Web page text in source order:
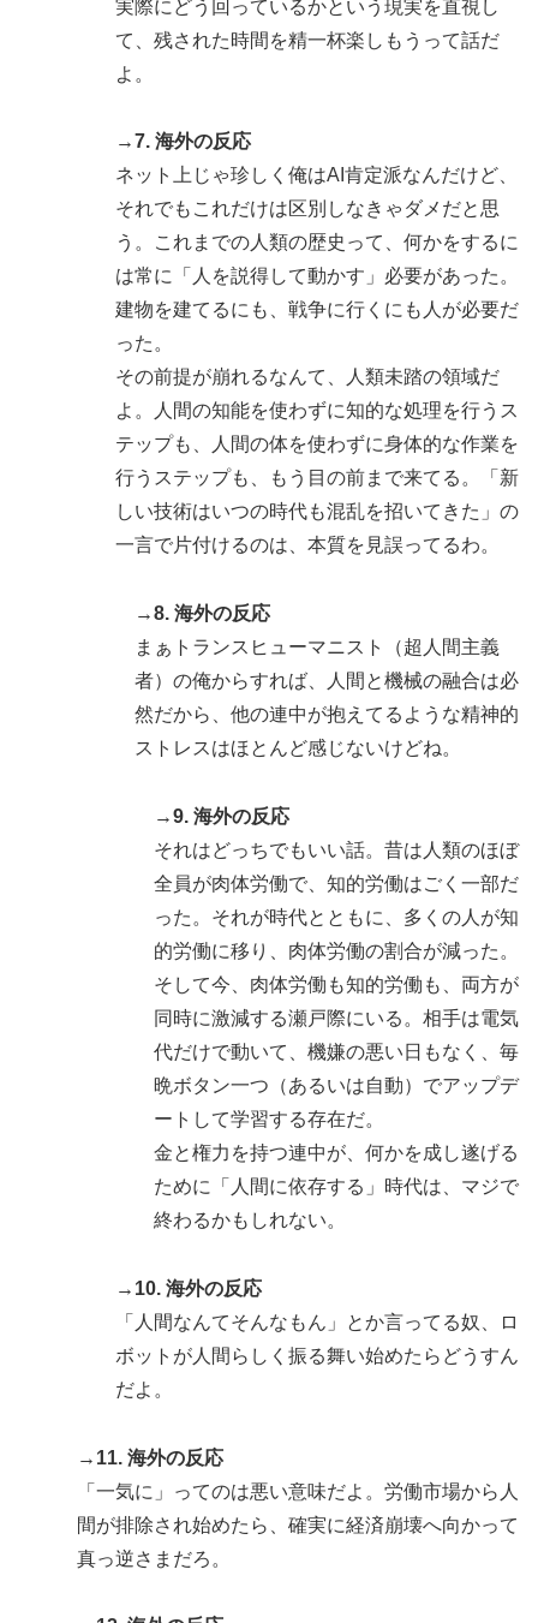
実際にどう回っているかという現実を直視し
て、残された時間を精一杯楽しもうって話だ
よ。
→7. 海外の反応
ネット上じゃ珍しく俺はAI肯定派なんだけど、
それでもこれだけは区別しなきゃダメだと思
う。これまでの人類の歴史って、何かをするに
は常に「人を説得して動かす」必要があった。
建物を建てるにも、戦争に行くにも人が必要だ
った。
その前提が崩れるなんて、人類未踏の領域だ
よ。人間の知能を使わずに知的な処理を行うス
テップも、人間の体を使わずに身体的な作業を
行うステップも、もう目の前まで来てる。「新
しい技術はいつの時代も混乱を招いてきた」の
一言で片付けるのは、本質を見誤ってるわ。
→8. 海外の反応
まぁトランスヒューマニスト（超人間主義
者）の俺からすれば、人間と機械の融合は必
然だから、他の連中が抱えてるような精神的
ストレスはほとんど感じないけどね。
→9. 海外の反応
それはどっちでもいい話。昔は人類のほぼ
全員が肉体労働で、知的労働はごく一部だ
った。それが時代とともに、多くの人が知
的労働に移り、肉体労働の割合が減った。
そして今、肉体労働も知的労働も、両方が
同時に激減する瀬戸際にいる。相手は電気
代だけで動いて、機嫌の悪い日もなく、毎
晩ボタン一つ（あるいは自動）でアップデ
ートして学習する存在だ。
金と権力を持つ連中が、何かを成し遂げる
ために「人間に依存する」時代は、マジで
終わるかもしれない。
→10. 海外の反応
「人間なんてそんなもん」とか言ってる奴、ロ
ボットが人間らしく振る舞い始めたらどうすん
だよ。
→11. 海外の反応
「一気に」ってのは悪い意味だよ。労働市場から人
間が排除され始めたら、確実に経済崩壊へ向かって
真っ逆さまだろ。